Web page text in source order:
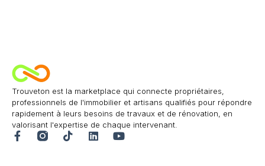
Trouveton est la marketplace qui connecte propriétaires,
professionnels de l'immobilier et artisans qualifiés pour répondre
rapidement à leurs besoins de travaux et de rénovation, en
valorisant l'expertise de chaque intervenant.